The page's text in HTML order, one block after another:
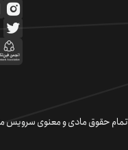
تمام حقوق مادی و معنوی سرویس